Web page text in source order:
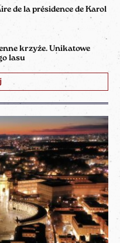
de la présidence de Karol
krzyże. Unikatowe
lasu